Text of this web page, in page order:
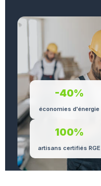
-40%
économies d'énergie
100%
artisans certifiés RGE